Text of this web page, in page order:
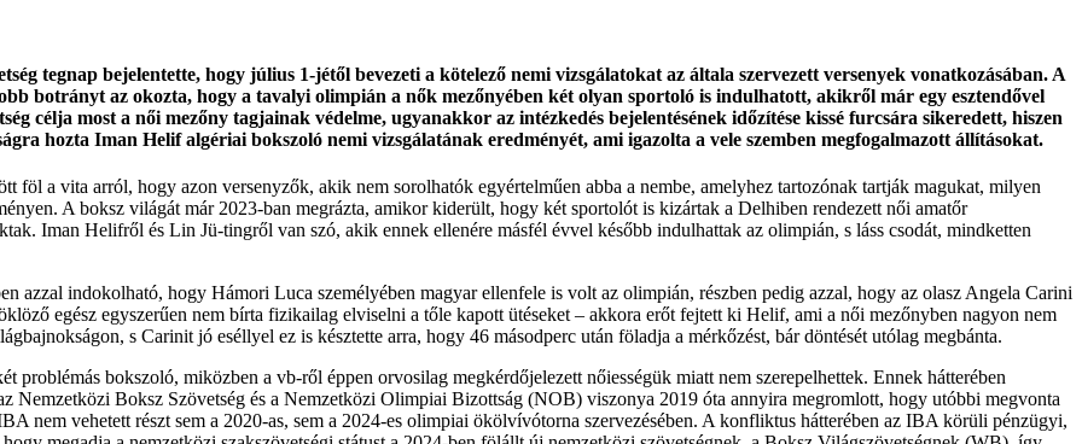
tegnap bejelentette, hogy július 1-jétől bevezeti a kötelező nemi vizsgálatokat az általa szervezett versenyek vonatkozásában. A
botrányt az okozta, hogy a tavalyi olimpián a nők mezőnyében két olyan sportoló is indulhatott, akikről már egy esztendővel
célja most a női mezőny tagjainak védelme, ugyanakkor az intézkedés bejelentésének időzítése kissé furcsára sikeredett, hiszen
hozta Iman Helif algériai bokszoló nemi vizsgálatának eredményét, ami igazolta a vele szemben megfogalmazott állításokat.
föl a vita arról, hogy azon versenyzők, akik nem sorolhatók egyértelműen abba a nembe, amelyhez tartozónak tartják magukat, milyen
A boksz világát már 2023-ban megrázta, amikor kiderült, hogy két sportolót is kizártak a Delhiben rendezett női amatőr
Iman Helifről és Lin Jü-tingről van szó, akik ennek ellenére másfél évvel később indulhattak az olimpián, s láss csodát, mindketten
azzal indokolható, hogy Hámori Luca személyében magyar ellenfele is volt az olimpián, részben pedig azzal, hogy az olasz Angela Carini
egész egyszerűen nem bírta fizikailag elviselni a tőle kapott ütéseket – akkora erőt fejtett ki Helif, ami a női mezőnyben nagyon nem
s Carinit jó eséllyel ez is késztette arra, hogy 46 másodperc után föladja a mérkőzést, bár döntését utólag megbánta.
bokszoló, miközben a vb-ről éppen orvosilag megkérdőjelezett nőiességük miatt nem szerepelhettek. Ennek hátterében
Nemzetközi Boksz Szövetség és a Nemzetközi Olimpiai Bizottság (NOB) viszonya 2019 óta annyira megromlott, hogy utóbbi megvonta
nem vehetett részt sem a 2020-as, sem a 2024-es olimpiai ökölvívótorna szervezésében. A konfliktus hátterében az IBA körüli pénzügyi,